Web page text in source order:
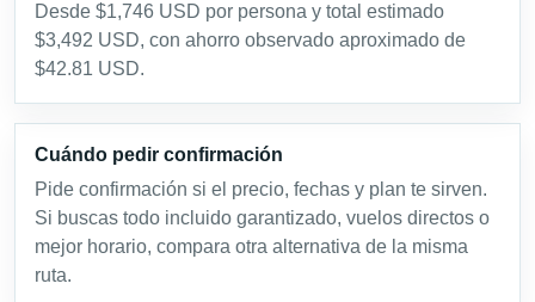
Desde $1,746 USD por persona y total estimado
$3,492 USD, con ahorro observado aproximado de
$42.81 USD.
Cuándo pedir confirmación
Pide confirmación si el precio, fechas y plan te sirven.
Si buscas todo incluido garantizado, vuelos directos o
mejor horario, compara otra alternativa de la misma
ruta.